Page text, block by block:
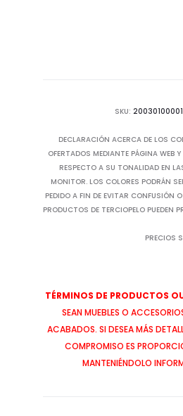
SKU:
DECLARACIÓN ACERCA DE LOS
OFERTADOS MEDIANTE PÁGINA WEB
RESPECTO A SU TONALIDAD EN
MONITOR. LOS COLORES PODRÁN
PEDIDO A FIN DE EVITAR CONFUSIÓN
PRODUCTOS DE TERCIOPELO PUEDEN
PRECIOS
TÉRMINOS DE PRODUCTOS
SEAN MUEBLES O
ACABADOS. SI DESEA MÁS
COMPROMISO ES
MANTENIÉNDOLO